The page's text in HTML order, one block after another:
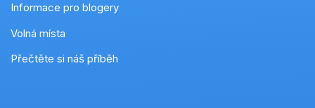
Informace pro blogery
Volná místa
Přečtěte si náš příběh